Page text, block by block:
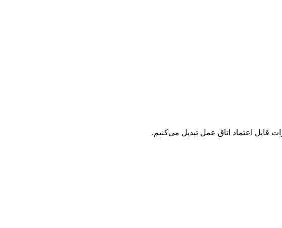
قابل اعتماد اتاق عمل تبدیل می‌کنیم.